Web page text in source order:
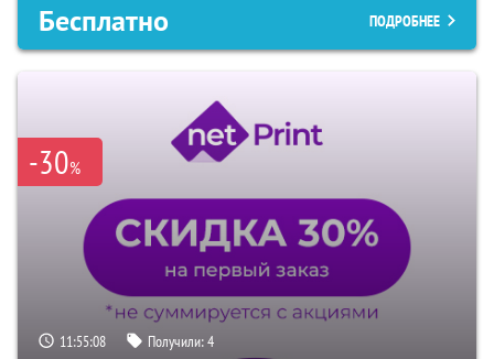
Бесплатно ПОДРОБНЕЕ
-30%
11:55:07 Получили:4